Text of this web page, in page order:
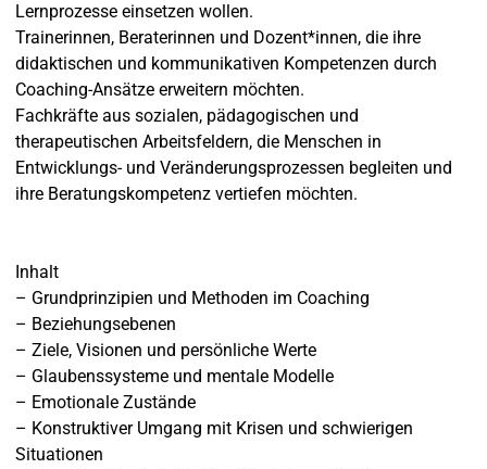
Lernprozesse einsetzen wollen.
Trainerinnen, Beraterinnen und Dozent*innen, die ihre
didaktischen und kommunikativen Kompetenzen durch
Coaching-Ansätze erweitern möchten.
Fachkräfte aus sozialen, pädagogischen und
therapeutischen Arbeitsfeldern, die Menschen in
Entwicklungs- und Veränderungsprozessen begleiten und
ihre Beratungskompetenz vertiefen möchten.
Inhalt
– Grundprinzipien und Methoden im Coaching
– Beziehungsebenen
– Ziele, Visionen und persönliche Werte
– Glaubenssysteme und mentale Modelle
– Emotionale Zustände
– Konstruktiver Umgang mit Krisen und schwierigen
Situationen